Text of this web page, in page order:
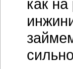
как